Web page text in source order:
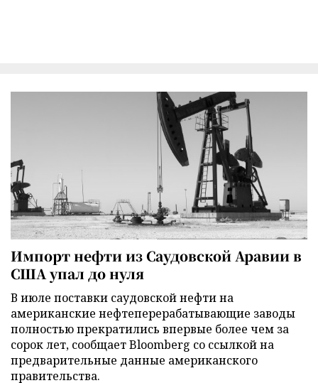
Импорт нефти из Саудовской Аравии в
США упал до нуля
В июле поставки саудовской нефти на
американские нефтеперерабатывающие заводы
полностью прекратились впервые более чем за
сорок лет, сообщает Bloomberg со ссылкой на
предварительные данные американского
правительства.